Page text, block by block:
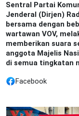
Sentral Partai
Jenderal (Dirjen)
bersama dengan
wartawan VOV,
memberikan suara
anggota Majelis
di semua tingkatan
Facebook